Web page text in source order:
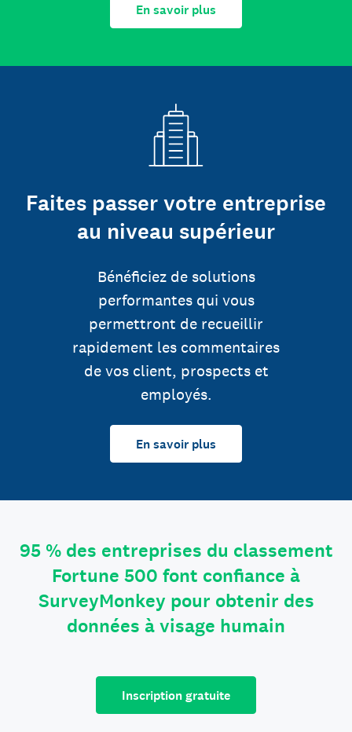
En savoir plus
Faites passer votre entreprise
au niveau supérieur
Bénéficiez de solutions
performantes qui vous
permettront de recueillir
rapidement les commentaires
de vos client, prospects et
employés.
En savoir plus
95 % des entreprises du classement
Fortune 500 font confiance à
SurveyMonkey pour obtenir des
données à visage humain
Inscription gratuite